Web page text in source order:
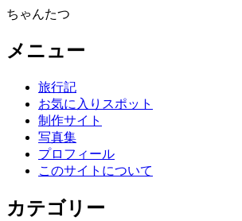
ちゃんたつ
メニュー
旅行記
お気に入りスポット
制作サイト
写真集
プロフィール
このサイトについて
カテゴリー